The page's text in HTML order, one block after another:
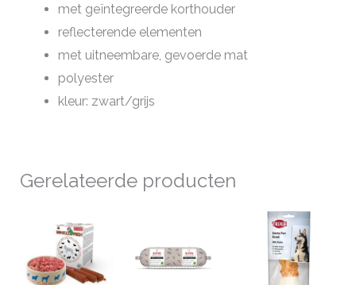
met geïntegreerde korthouder
reflecterende elementen
met uitneembare, gevoerde mat
polyester
kleur: zwart/grijs
Gerelateerde producten